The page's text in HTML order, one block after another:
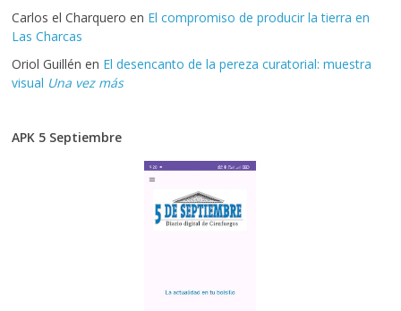
Carlos el Charquero en El compromiso de producir la tierra en
Las Charcas
Oriol Guillén en El desencanto de la pereza curatorial: muestra
visual Una vez más
APK 5 Septiembre